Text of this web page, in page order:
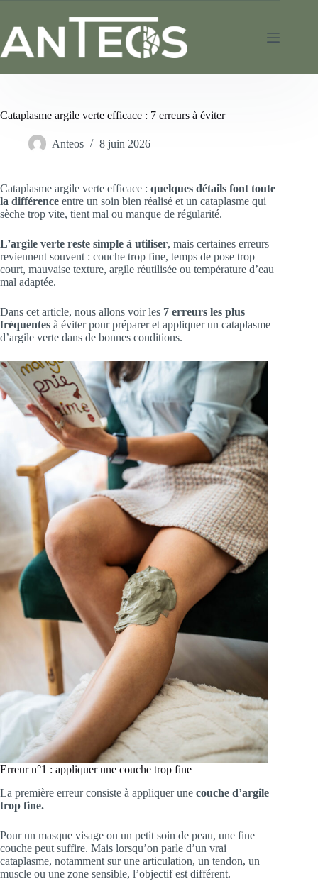
Cataplasme argile verte efficace : 7 erreurs à éviter
Anteos 8 juin 2026
Cataplasme argile verte efficace : quelques détails font toute
la différence entre un soin bien réalisé et un cataplasme qui
sèche trop vite, tient mal ou manque de régularité.
L’argile verte reste simple à utiliser, mais certaines erreurs
reviennent souvent : couche trop fine, temps de pose trop
court, mauvaise texture, argile réutilisée ou température d’eau
mal adaptée.
Dans cet article, nous allons voir les 7 erreurs les plus
fréquentes à éviter pour préparer et appliquer un cataplasme
d’argile verte dans de bonnes conditions.
Erreur n°1 : appliquer une couche trop fine
La première erreur consiste à appliquer une couche d’argile
trop fine.
Pour un masque visage ou un petit soin de peau, une fine
couche peut suffire. Mais lorsqu’on parle d’un vrai
cataplasme, notamment sur une articulation, un tendon, un
muscle ou une zone sensible, l’objectif est différent.